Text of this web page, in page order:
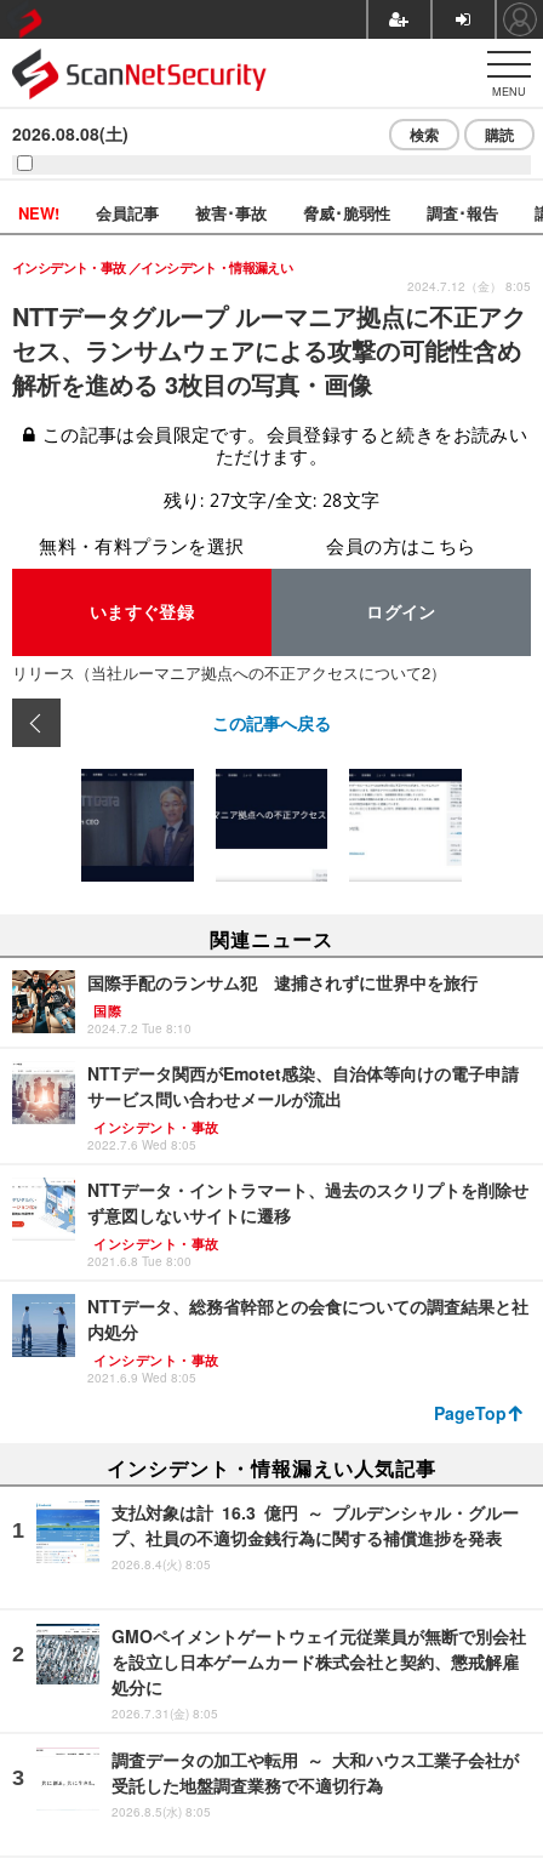
MENU
2026.08.08(土) 検索 購読
NEW! 会員記事 被害･事故 脅威･脆弱性 調査･報告
NTTデータグループ ルーマニア拠点に不正アク
セス、ランサムウェアによる攻撃の可能性含め
解析を進める 3枚目の写真・画像
インシデント・事故 インシデント・情報漏えい
2024.7.12（金） 8:05
この記事は会員限定です。会員登録すると続きをお読みい
ただけます。
残り: 27文字/全文: 28文字
無料・有料プランを選択
いますぐ登録
会員の方はこちら
ログイン
リリース（当社ルーマニア拠点への不正アクセスについて2）
この記事へ戻る
関連ニュース
国際手配のランサム犯 逮捕されずに世界中を旅行
国際
2024.7.2 Tue 8:10
NTTデータ関西がEmotet感染、自治体等向けの電子申請
サービス問い合わせメールが流出
インシデント・事故
2022.7.6 Wed 8:05
NTTデータ・イントラマート、過去のスクリプトを削除せ
ず意図しないサイトに遷移
インシデント・事故
2021.6.8 Tue 8:00
NTTデータ、総務省幹部との会食についての調査結果と社
内処分
インシデント・事故
2021.6.9 Wed 8:05
PageTop
インシデント・情報漏えい人気記事
支払対象は計 16.3 億円 ～ プルデンシャル・グルー
プ、社員の不適切金銭行為に関する補償進捗を発表
2026.8.4(火) 8:05
GMOペイメントゲートウェイ元従業員が無断で別会社
を設立し日本ゲームカード株式会社と契約、懲戒解雇
処分に
2026.7.31(金) 8:05
調査データの加工や転用 ～ 大和ハウス工業子会社が
受託した地盤調査業務で不適切行為
2026.8.5(水) 8:05